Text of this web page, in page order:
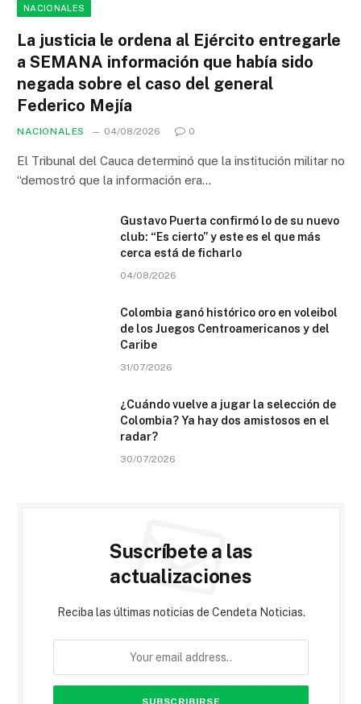
NACIONALES
La justicia le ordena al Ejército entregarle
a SEMANA información que había sido
negada sobre el caso del general
Federico Mejía
NACIONALES 04/08/2026 0
El Tribunal del Cauca determinó que la institución militar no
“demostró que la información era…
Gustavo Puerta confirmó lo de su nuevo
club: “Es cierto” y este es el que más
cerca está de ficharlo
04/08/2026
Colombia ganó histórico oro en voleibol
de los Juegos Centroamericanos y del
Caribe
31/07/2026
¿Cuándo vuelve a jugar la selección de
Colombia? Ya hay dos amistosos en el
radar?
30/07/2026
Suscríbete a las
actualizaciones
Reciba las últimas noticias de Cendeta Noticias.